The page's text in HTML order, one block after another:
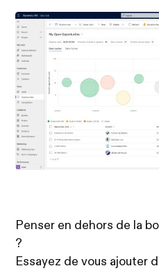
Penser en dehors de la
?
Essayez de vous ajouter